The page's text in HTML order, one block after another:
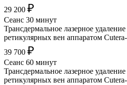
29 200 ₽
Сеанс 30 минут
Трансдермальное лазерное
ретикулярных вен аппаратом
39 700 ₽
Сеанс 60 минут
Трансдермальное лазерное
ретикулярных вен аппаратом